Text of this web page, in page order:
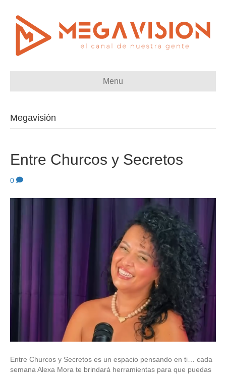
Menu
Megavisión
Entre Churcos y Secretos
0
Entre Churcos y Secretos es un espacio pensando en ti… cada
semana Alexa Mora te brindará herramientas para que puedas